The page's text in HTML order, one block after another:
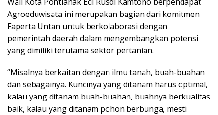
Agroeduwisata ini merupakan bagian dari komitmen
Faperta Untan untuk berkolaborasi dengan
pemerintah daerah dalam mengembangkan potensi
yang dimiliki terutama sektor pertanian.
“Misalnya berkaitan dengan ilmu tanah, buah-buahan
dan sebagainya. Kuncinya yang ditanam harus optimal,
kalau yang ditanam buah-buahan, buahnya berkualitas
baik, kalau yang ditanam pohon berbunga, mesti